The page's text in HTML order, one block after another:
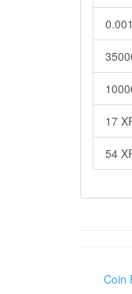
17
54
Coin